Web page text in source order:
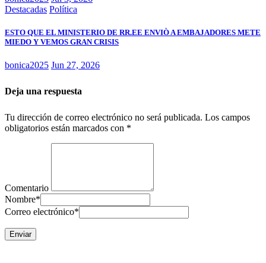
Destacadas Política
ESTO QUE EL MINISTERIO DE RR.EE ENVIÒ A EMBAJADORES METE
MIEDO Y VEMOS GRAN CRISIS
bonica2025 Jun 27, 2026
Deja una respuesta
Tu dirección de correo electrónico no será publicada. Los campos
obligatorios están marcados con *
Comentario
Nombre*
Correo electrónico*